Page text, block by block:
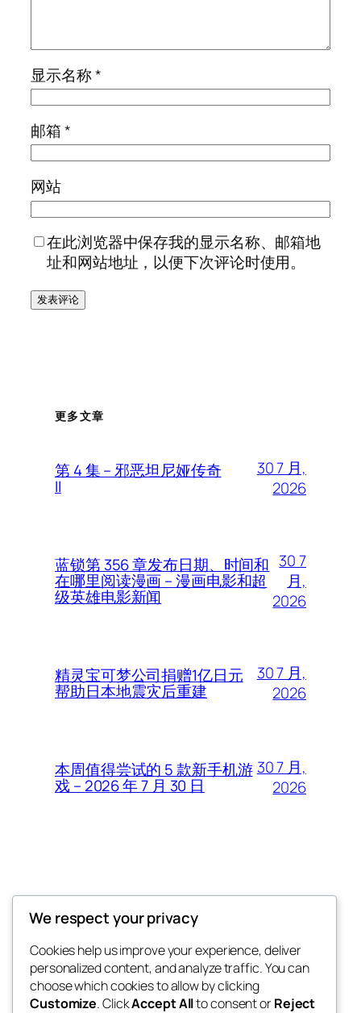
显示名称*
邮箱*
网站
在此浏览器中保存我的显示名称、邮箱地
址和网站地址，以便下次评论时使用。
更多文章
第 4 集 – 邪恶坦尼娅传奇
II
30 7 月,
2026
蓝锁第 356 章发布日期、时间和
在哪里阅读漫画 – 漫画电影和超
级英雄电影新闻
30 7
月,
2026
精灵宝可梦公司捐赠1亿日元
帮助日本地震灾后重建
30 7 月,
2026
本周值得尝试的 5 款新手机游
戏 – 2026 年 7 月 30 日
30 7 月,
2026
Thunder Feeds
你最喜欢的电子游戏和攻略杂志
博客 事件
We respect your privacy
Cookies help us improve your experience, deliver
personalized content, and analyze traffic. You can
choose which cookies to allow by clicking
Customize. ClickAccept Allto consent orReject